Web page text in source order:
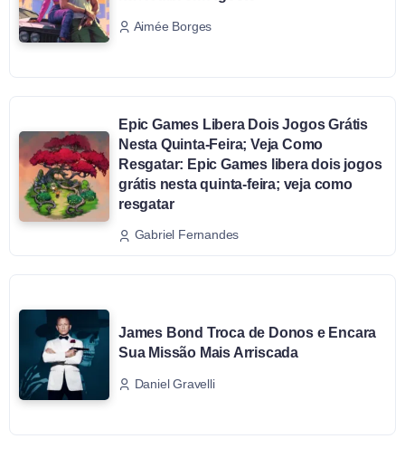
Aimée Borges
Epic Games Libera Dois Jogos Grátis
Nesta Quinta-Feira; Veja Como
Resgatar: Epic Games libera dois jogos
grátis nesta quinta-feira; veja como
resgatar
Gabriel Fernandes
James Bond Troca de Donos e Encara
Sua Missão Mais Arriscada
Daniel Gravelli